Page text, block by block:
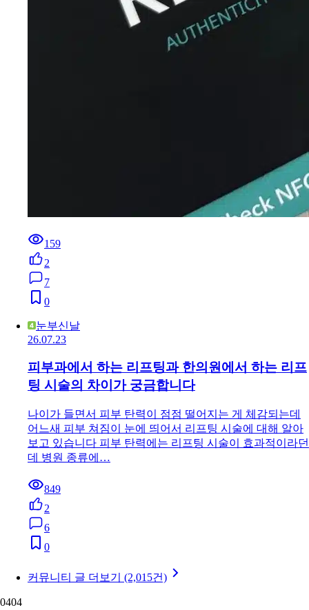
159
2
7
0
눈부신날
26.07.23
피부과에서 하는 리프팅과 한의원에서 하는 리프
팅 시술의 차이가 궁금합니다
나이가 들면서 피부 탄력이 점점 떨어지는 게 체감되는데
어느새 피부 쳐짐이 눈에 띄어서 리프팅 시술에 대해 알아
보고 있습니다 피부 탄력에는 리프팅 시술이 효과적이라던
데 병원 종류에…
849
2
6
0
커뮤니티 글 더보기 (2,015건)
0404